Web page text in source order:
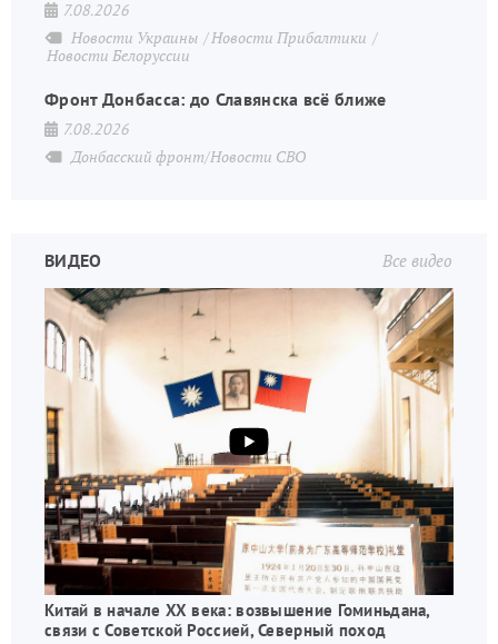
7.08.2026
Новости Украины
Новости Прибалтики
Новости Белоруссии
Фронт Донбасса: до Славянска всё ближе
7.08.2026
Донбасский фронт/Новости СВО
Все видео
ВИДЕО
Китай в начале XX века: возвышение Гоминьдана,
связи с Советской Россией, Северный поход